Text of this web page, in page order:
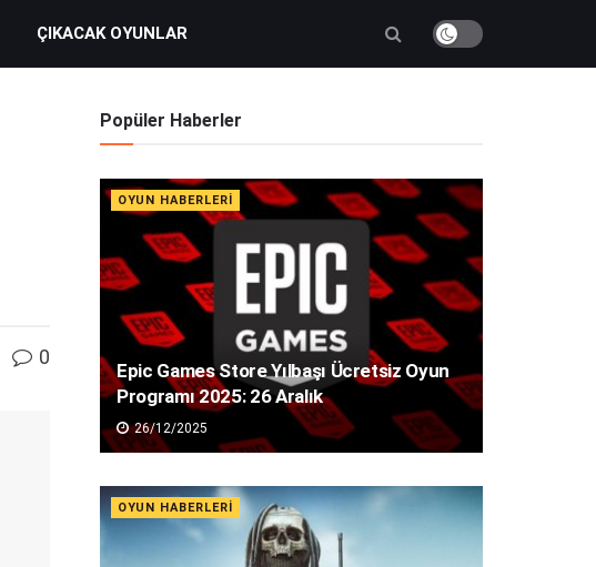
ÇIKACAK OYUNLAR
0
Popüler Haberler
OYUN HABERLERI
Epic Games Store Yılbaşı Ücretsiz Oyun
Programı 2025: 26 Aralık
26/12/2025
OYUN HABERLERI